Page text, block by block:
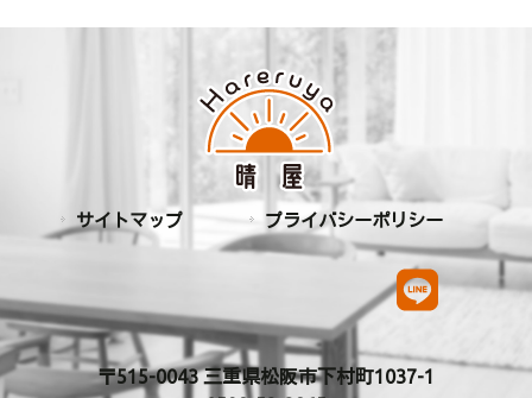
サイトマップ プライバシーポリシー
〒515-0043 三重県松阪市下村町1037-1